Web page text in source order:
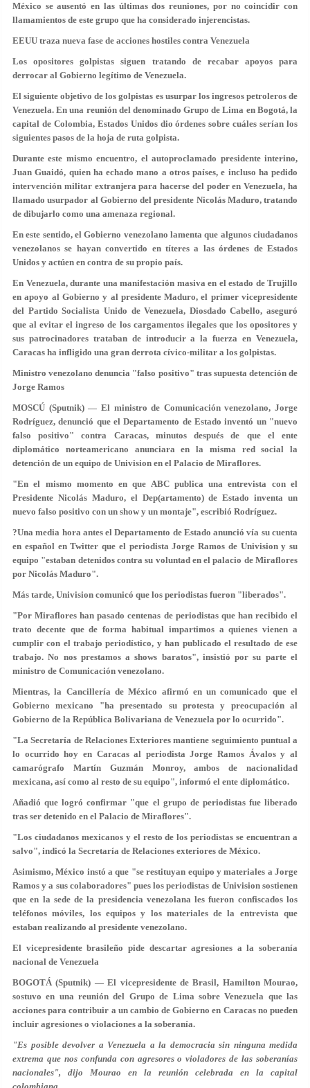
México se ausentó en las últimas dos reuniones, por no coincidir con
llamamientos de este grupo que ha considerado injerencistas.
EEUU traza nueva fase de acciones hostiles contra Venezuela
Los opositores golpistas siguen tratando de recabar apoyos para
derrocar al Gobierno legítimo de Venezuela.
El siguiente objetivo de los golpistas es usurpar los ingresos petroleros de
Venezuela. En una reunión del denominado Grupo de Lima en Bogotá, la
capital de Colombia, Estados Unidos dio órdenes sobre cuáles serían los
siguientes pasos de la hoja de ruta golpista.
Durante este mismo encuentro, el autoproclamado presidente interino,
Juan Guaidó, quien ha echado mano a otros países, e incluso ha pedido
intervención militar extranjera para hacerse del poder en Venezuela, ha
llamado usurpador al Gobierno del presidente Nicolás Maduro, tratando
de dibujarlo como una amenaza regional.
En este sentido, el Gobierno venezolano lamenta que algunos ciudadanos
venezolanos se hayan convertido en títeres a las órdenes de Estados
Unidos y actúen en contra de su propio país.
En Venezuela, durante una manifestación masiva en el estado de Trujillo
en apoyo al Gobierno y al presidente Maduro, el primer vicepresidente
del Partido Socialista Unido de Venezuela, Diosdado Cabello, aseguró
que al evitar el ingreso de los cargamentos ilegales que los opositores y
sus patrocinadores trataban de introducir a la fuerza en Venezuela,
Caracas ha infligido una gran derrota cívico-militar a los golpistas.
Ministro venezolano denuncia "falso positivo" tras supuesta detención de
Jorge Ramos
MOSCÚ (Sputnik) — El ministro de Comunicación venezolano, Jorge
Rodríguez, denunció que el Departamento de Estado inventó un "nuevo
falso positivo" contra Caracas, minutos después de que el ente
diplomático norteamericano anunciara en la misma red social la
detención de un equipo de Univision en el Palacio de Miraflores.
"En el mismo momento en que ABC publica una entrevista con el
Presidente Nicolás Maduro, el Dep(artamento) de Estado inventa un
nuevo falso positivo con un show y un montaje", escribió Rodríguez.
?Una media hora antes el Departamento de Estado anunció vía su cuenta
en español en Twitter que el periodista Jorge Ramos de Univision y su
equipo "estaban detenidos contra su voluntad en el palacio de Miraflores
por Nicolás Maduro".
Más tarde, Univision comunicó que los periodistas fueron "liberados".
"Por Miraflores han pasado centenas de periodistas que han recibido el
trato decente que de forma habitual impartimos a quienes vienen a
cumplir con el trabajo periodístico, y han publicado el resultado de ese
trabajo. No nos prestamos a shows baratos", insistió por su parte el
ministro de Comunicación venezolano.
Mientras, la Cancillería de México afirmó en un comunicado que el
Gobierno mexicano "ha presentado su protesta y preocupación al
Gobierno de la República Bolivariana de Venezuela por lo ocurrido".
"La Secretaría de Relaciones Exteriores mantiene seguimiento puntual a
lo ocurrido hoy en Caracas al periodista Jorge Ramos Ávalos y al
camarógrafo Martín Guzmán Monroy, ambos de nacionalidad
mexicana, así como al resto de su equipo", informó el ente diplomático.
Añadió que logró confirmar "que el grupo de periodistas fue liberado
tras ser detenido en el Palacio de Miraflores".
"Los ciudadanos mexicanos y el resto de los periodistas se encuentran a
salvo", indicó la Secretaría de Relaciones exteriores de México.
Asimismo, México instó a que "se restituyan equipo y materiales a Jorge
Ramos y a sus colaboradores" pues los periodistas de Univision sostienen
que en la sede de la presidencia venezolana les fueron confiscados los
teléfonos móviles, los equipos y los materiales de la entrevista que
estaban realizando al presidente venezolano.
El vicepresidente brasileño pide descartar agresiones a la soberanía
nacional de Venezuela
BOGOTÁ (Sputnik) — El vicepresidente de Brasil, Hamilton Mourao,
sostuvo en una reunión del Grupo de Lima sobre Venezuela que las
acciones para contribuir a un cambio de Gobierno en Caracas no pueden
incluir agresiones o violaciones a la soberanía.
"Es posible devolver a Venezuela a la democracia sin ninguna medida
extrema que nos confunda con agresores o violadores de las soberanías
nacionales", dijo Mourao en la reunión celebrada en la capital